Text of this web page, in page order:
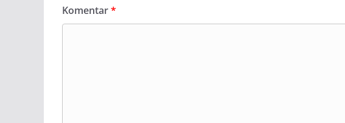
Komentar*